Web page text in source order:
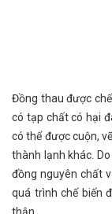
Đồng thau được
có tạp chất có hại
có thể được cuộn,
thành lạnh khác.
đồng nguyên chất
quá trình chế biến